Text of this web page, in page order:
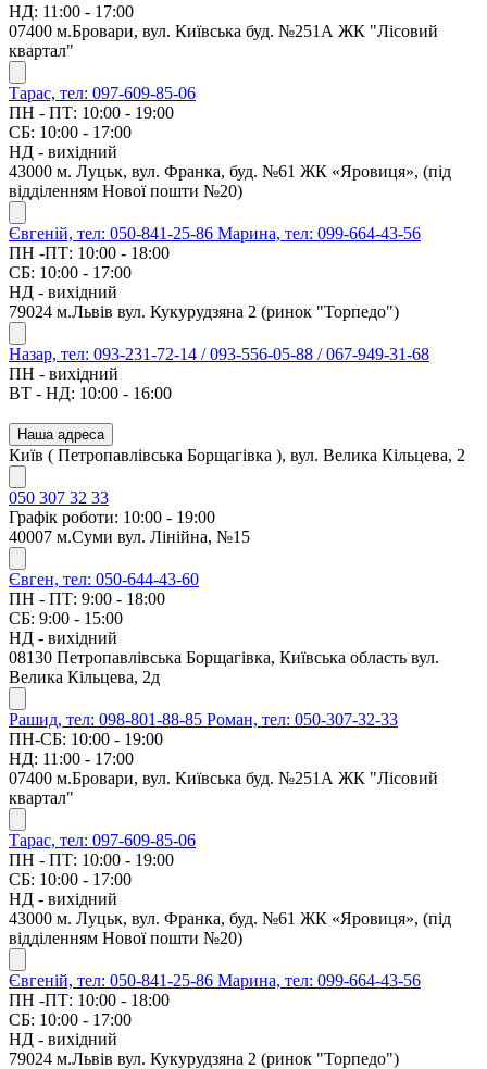
НД: 11:00 - 17:00
07400 м.Бровари, вул. Київська буд. №251А ЖК "Лісовий
квартал"
Тарас, тел: 097-609-85-06
ПН - ПТ: 10:00 - 19:00
СБ: 10:00 - 17:00
НД - вихідний
43000 м. Луцьк, вул. Франка, буд. №61 ЖК «Яровиця», (під
відділенням Нової пошти №20)
Євгеній, тел: 050-841-25-86 Марина, тел: 099-664-43-56
ПН -ПТ: 10:00 - 18:00
СБ: 10:00 - 17:00
НД - вихідний
79024 м.Львів вул. Кукурудзяна 2 (ринок "Торпедо")
Назар, тел: 093-231-72-14 / 093-556-05-88 / 067-949-31-68
ПН - вихідний
ВТ - НД: 10:00 - 16:00
Наша адреса
Київ ( Петропавлівська Борщагівка ), вул. Велика Кільцева, 2
050 307 32 33
Графік роботи: 10:00 - 19:00
40007 м.Суми вул. Лінійна, №15
Євген, тел: 050-644-43-60
ПН - ПТ: 9:00 - 18:00
СБ: 9:00 - 15:00
НД - вихідний
08130 Петропавлівська Борщагівка, Київська область вул.
Велика Кільцева, 2д
Рашид, тел: 098-801-88-85 Роман, тел: 050-307-32-33
ПН-СБ: 10:00 - 19:00
НД: 11:00 - 17:00
07400 м.Бровари, вул. Київська буд. №251А ЖК "Лісовий
квартал"
Тарас, тел: 097-609-85-06
ПН - ПТ: 10:00 - 19:00
СБ: 10:00 - 17:00
НД - вихідний
43000 м. Луцьк, вул. Франка, буд. №61 ЖК «Яровиця», (під
відділенням Нової пошти №20)
Євгеній, тел: 050-841-25-86 Марина, тел: 099-664-43-56
ПН -ПТ: 10:00 - 18:00
СБ: 10:00 - 17:00
НД - вихідний
79024 м.Львів вул. Кукурудзяна 2 (ринок "Торпедо")